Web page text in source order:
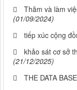
Thăm và làm
(01/09/2024)
tiếp xúc cộng
khảo sát cơ sở
(21/12/2025)
THE DATA